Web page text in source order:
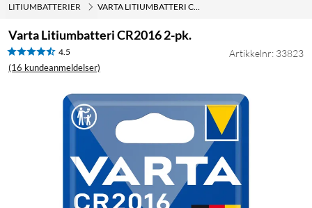
LITIUMBATTERIER VARTA LITIUMBATTERI CR2016 2-PK.
Varta Litiumbatteri CR2016 2-pk.
4.5
(16 kundeanmeldelser)
Artikkelnr: 33823